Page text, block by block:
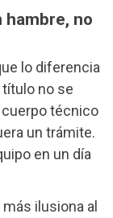
hambre, no
lo diferencia
no se
cuerpo técnico
un trámite.
en un día
ilusiona al